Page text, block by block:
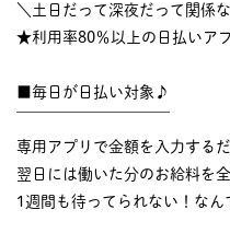
＼土日だって深夜だって関係
★利用率80％以上の日払いア
■毎日が日払い対象♪
専用アプリで金額を入力するだ
翌日には働いた分のお給料を全
1週間も待ってられない！な